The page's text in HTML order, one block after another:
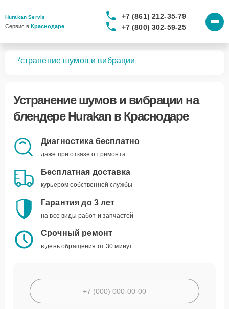
Hurakan Servis
Сервис в Краснодаре
+7 (861) 212-35-79
+7 (800) 302-59-25
Устранение шумов и вибрации
Устранение шумов и вибрации на
блендере Hurakan в Краснодаре
Диагностика бесплатно
даже при отказе от ремонта
Бесплатная доставка
курьером собственной службы
Гарантия до 3 лет
на все виды работ и запчастей
Срочный ремонт
в день обращения от 30 минут